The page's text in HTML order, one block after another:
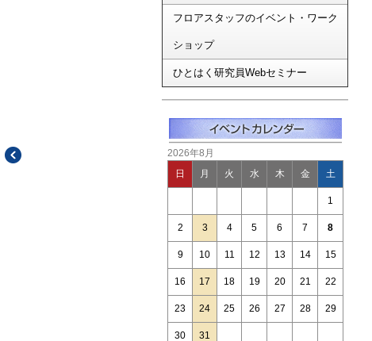
フロアスタッフのイベント・ワーク
ショップ
ひとはく研究員Webセミナー
2026年8月
日 月 火 水 木 金 土
1
2 3 4 5 6 7 8
9 10 11 12 13 14 15
16 17 18 19 20 21 22
23 24 25 26 27 28 29
30 31